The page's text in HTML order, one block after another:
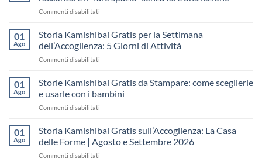
Commenti disabilitati
Kamishibai
sull’Accoglienza:
il
“fare
una
lezione
01
Ago
Storia Kamishibai Gratis per la Settimana
dell’Accoglienza: 5 Giorni di Attività
Commenti disabilitati
Kamishibai
per
dell’Accoglienza:
Giorni
01
Ago
Storie Kamishibai Gratis da Stampare: come sceglierle
e usarle con i bambini
Commenti disabilitati
Kamishibai
da
01
Ago
Storia Kamishibai Gratis sull’Accoglienza: La Casa
delle Forme | Agosto e Settembre 2026
Commenti disabilitati